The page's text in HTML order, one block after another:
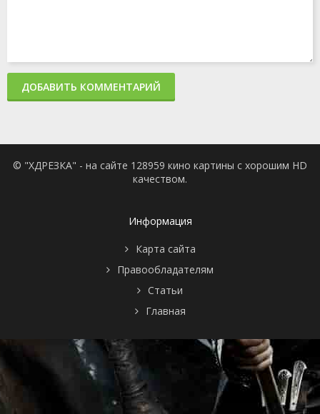
ДОБАВИТЬ КОММЕНТАРИЙ
© "ХДРЕЗКА" - на сайте 128959 кино картины с хорошим HD
качеством.
Информация
Карта сайта
Правообладателям
Статьи
Главная